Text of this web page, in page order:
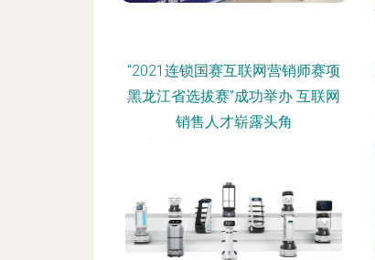
“2021连锁国赛互联网营销师赛项
黑龙江省选拔赛”成功举办 互联网
销售人才崭露头角